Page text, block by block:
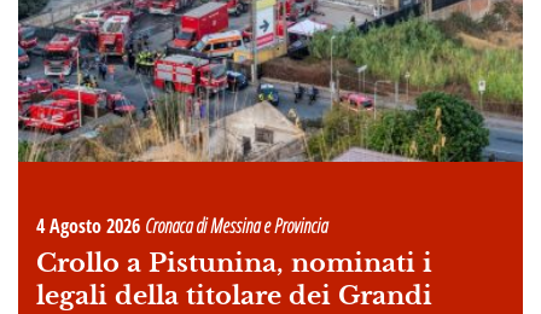
4 Agosto 2026 Cronaca di Messina e Provincia
Crollo a Pistunina, nominati i
legali della titolare dei Grandi